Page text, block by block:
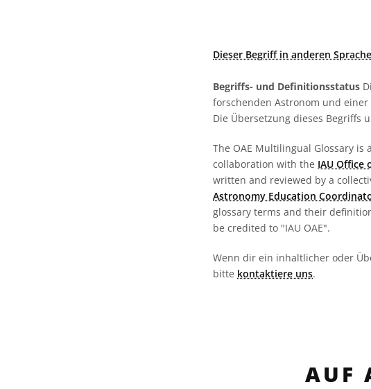
Dieser Begriff in anderen
Begriffs- und Definitionsstatus
forschenden Astronom und
Die Übersetzung dieses Begriffs
The OAE Multilingual Glossary is
collaboration with the IAU Office
written and reviewed by a
Astronomy Education
glossary terms and their
be credited to "IAU OAE".
Wenn dir ein inhaltlicher oder
bitte kontaktiere uns.
AUF